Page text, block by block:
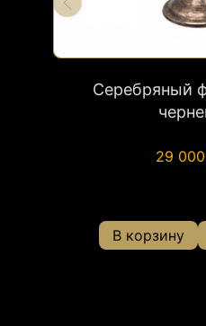
Серебряный
29
В корзину